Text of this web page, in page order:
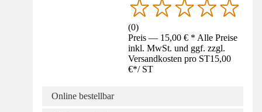
(0)
Preis — 15,00 € * Alle Preise
inkl. MwSt. und ggf. zzgl.
Versandkosten pro ST15,00
€*/ ST
Online bestellbar